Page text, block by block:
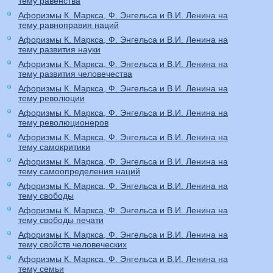
Афоризмы К. Маркса, Ф. Энгельса и В.И. Ленина на
тему равноправия наций
Афоризмы К. Маркса, Ф. Энгельса и В.И. Ленина на
тему развития науки
Афоризмы К. Маркса, Ф. Энгельса и В.И. Ленина на
тему развития человечества
Афоризмы К. Маркса, Ф. Энгельса и В.И. Ленина на
тему революции
Афоризмы К. Маркса, Ф. Энгельса и В.И. Ленина на
тему революционеров
Афоризмы К. Маркса, Ф. Энгельса и В.И. Ленина на
тему самокритики
Афоризмы К. Маркса, Ф. Энгельса и В.И. Ленина на
тему самоопределения наций
Афоризмы К. Маркса, Ф. Энгельса и В.И. Ленина на
тему свободы
Афоризмы К. Маркса, Ф. Энгельса и В.И. Ленина на
тему свободы печати
Афоризмы К. Маркса, Ф. Энгельса и В.И. Ленина на
тему свойств человеческих
Афоризмы К. Маркса, Ф. Энгельса и В.И. Ленина на
тему семьи